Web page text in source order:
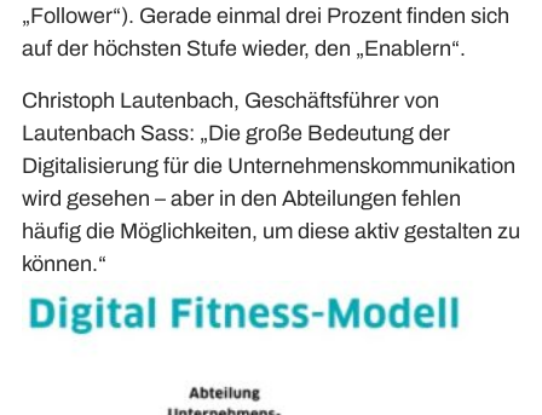
„Follower“). Gerade einmal drei Prozent finden sich
auf der höchsten Stufe wieder, den „Enablern“.
Christoph Lautenbach, Geschäftsführer von
Lautenbach Sass: „Die große Bedeutung der
Digitalisierung für die Unternehmenskommunikation
wird gesehen – aber in den Abteilungen fehlen
häufig die Möglichkeiten, um diese aktiv gestalten zu
können.“